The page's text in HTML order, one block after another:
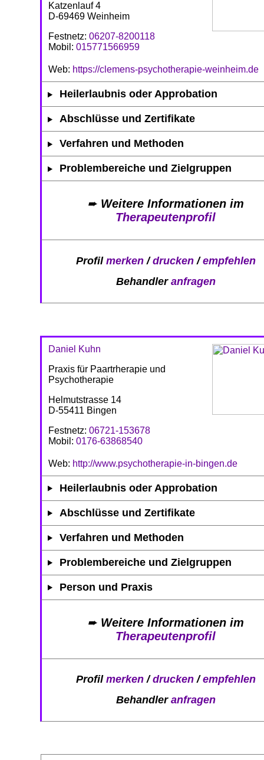
Katzenlauf 4
D-69469 Weinheim
Festnetz: 06207-8200118
Mobil: 015771566959
Web: https://clemens-psychotherapie-weinheim.de
Heilerlaubnis oder Approbation
Abschlüsse und Zertifikate
Verfahren und Methoden
Problembereiche und Zielgruppen
➨ Weitere Informationen im
Therapeutenprofil
Profil merken/drucken/empfehlen
Behandler anfragen
Daniel Kuhn
Praxis für Paartrherapie und
Psychotherapie
Helmutstrasse 14
D-55411 Bingen
Festnetz: 06721-153678
Mobil: 0176-63868540
Web: http://www.psychotherapie-in-bingen.de
Heilerlaubnis oder Approbation
Abschlüsse und Zertifikate
Verfahren und Methoden
Problembereiche und Zielgruppen
Person und Praxis
➨ Weitere Informationen im
Therapeutenprofil
Profil merken/drucken/empfehlen
Behandler anfragen